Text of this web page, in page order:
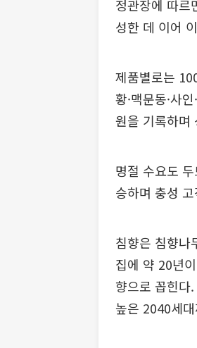
정관장에 따르
성한 데 이어
제품별로는
황·맥문동·사
원을 기록하며
명절 수요도
승하며 충성
침향은 침향나
집에 약 20년
향으로 꼽힌다
높은 2040세